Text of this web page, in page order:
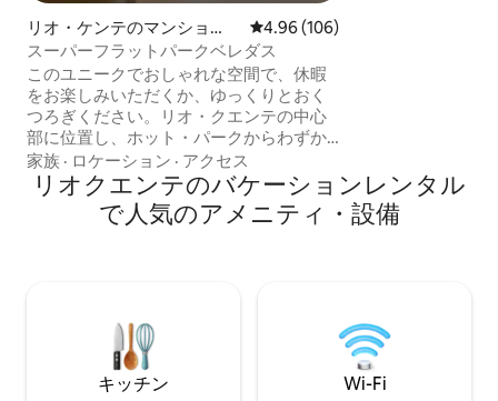
リオ・ケンテのマンショ
ン・アパート
レビュー106件、5つ星中4.96つ
4.96 (106)
スーパーフラットパークベレダス
このユニークでおしゃれな空間で、休暇
をお楽しみいただくか、ゆっくりとおく
つろぎください。リオ・クエンテの中心
部に位置し、ホット・パークからわずか
200mのヴェレダスは、ホテルの優れたイ
ンフラに加えて、サービス・アパートの
プライバシーと快適さを提供します。リ
オ・クエンテが提供するすべてを楽しみ
ウナ、レージーリバー、ゲームルーム、
遊び場、バー、レストランなどがござい
家族 · ロケーション · アクセス
リオクエンテのバケーションレンタル
で人気のアメニティ・設備
キッチン Wi-Fi